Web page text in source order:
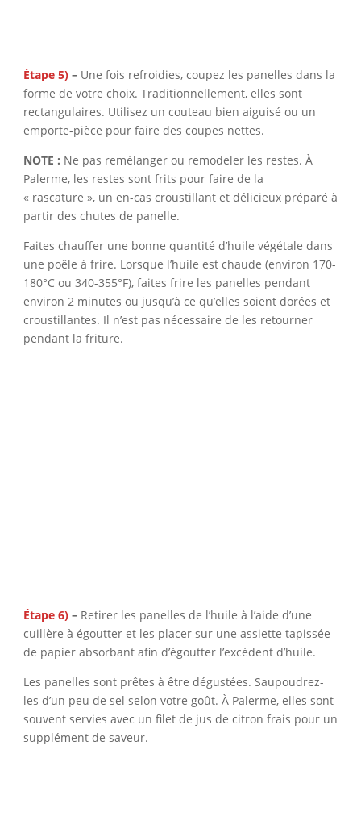
Étape 5) – Une fois refroidies, coupez les panelles dans la
forme de votre choix. Traditionnellement, elles sont
rectangulaires. Utilisez un couteau bien aiguisé ou un
emporte-pièce pour faire des coupes nettes.
NOTE : Ne pas remélanger ou remodeler les restes. À
Palerme, les restes sont frits pour faire de la
« rascature », un en-cas croustillant et délicieux préparé à
partir des chutes de panelle.
Faites chauffer une bonne quantité d’huile végétale dans
une poêle à frire. Lorsque l’huile est chaude (environ 170-
180°C ou 340-355°F), faites frire les panelles pendant
environ 2 minutes ou jusqu’à ce qu’elles soient dorées et
croustillantes. Il n’est pas nécessaire de les retourner
pendant la friture.
Étape 6) – Retirer les panelles de l’huile à l’aide d’une
cuillère à égoutter et les placer sur une assiette tapissée
de papier absorbant afin d’égoutter l’excédent d’huile.
Les panelles sont prêtes à être dégustées. Saupoudrez-
les d’un peu de sel selon votre goût. À Palerme, elles sont
souvent servies avec un filet de jus de citron frais pour un
supplément de saveur.